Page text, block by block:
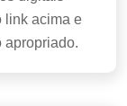
link acima e
apropriado.